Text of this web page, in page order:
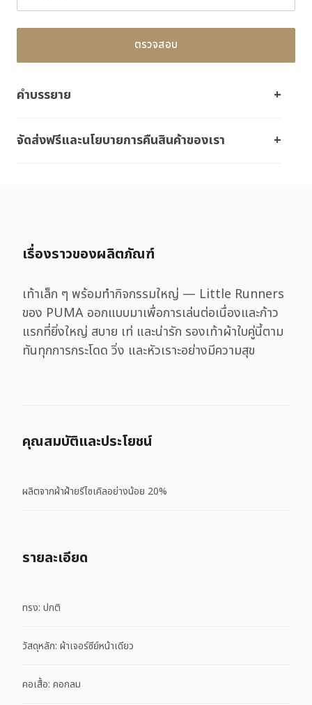
ตรวจสอบ
คำบรรยาย
จัดส่งฟรีและนโยบายการคืนสินค้าของเรา
เรื่องราวของผลิตภัณฑ์
เท้าเล็ก ๆ พร้อมทำกิจกรรมใหญ่ — Little Runners
ของ PUMA ออกแบบมาเพื่อการเล่นต่อเนื่องและก้าว
แรกที่ยิ่งใหญ่ สบาย เท่ และน่ารัก รองเท้าผ้าใบคู่นี้ตาม
ทันทุกการกระโดด วิ่ง และหัวเราะอย่างมีความสุข
คุณสมบัติและประโยชน์
ผลิตจากผ้าฝ้ายรีไซเคิลอย่างน้อย 20%
รายละเอียด
ทรง: ปกติ
วัสดุหลัก: ผ้าเจอร์ซีย์หน้าเดียว
คอเสื้อ: คอกลม